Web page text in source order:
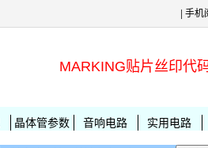
手机
MARKING贴片丝印代
晶体管参数 音响电路 实用电路